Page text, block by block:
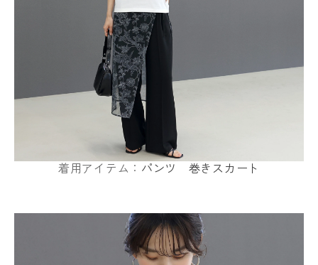
着用アイテム： パンツ 巻きスカート